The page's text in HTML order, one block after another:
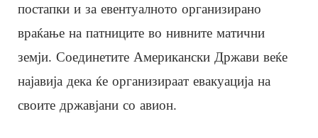
постапки и за евентуалното организирано
враќање на патниците во нивните матични
земји. Соединетите Американски Држави веќе
најавија дека ќе организираат евакуација на
своите државјани со авион.